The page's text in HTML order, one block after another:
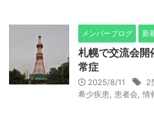
メンバーブログ 新
札幌で交流会開
常症
2025/8/11 2
希少疾患
患者会 情